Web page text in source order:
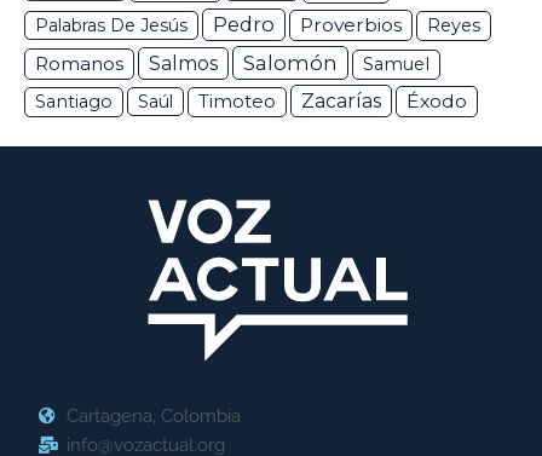
Palabras De Jesús Pedro Proverbios Reyes
Romanos Salmos Salomón
Samuel
Santiago
Saúl Timoteo Zacarías Éxodo
Cartagena, Colombia
info@vozactual.org